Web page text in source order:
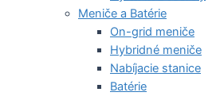
Meniče a Batérie
On-grid meniče
Hybridné meniče
Nabíjacie stanice
Batérie